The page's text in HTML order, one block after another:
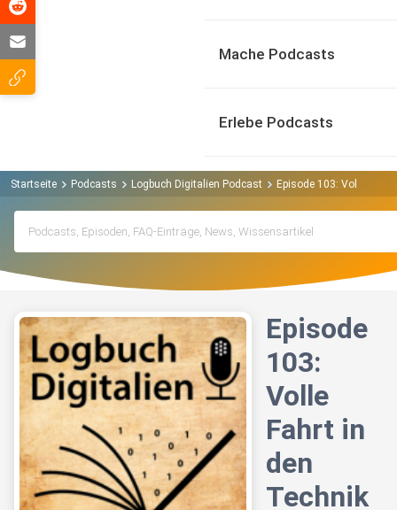
Mache Podcasts
Erlebe Podcasts
Startseite Podcasts Logbuch Digitalien Podcast Episode 103: Volle
Episode
103:
Volle
Fahrt in
den
Technik